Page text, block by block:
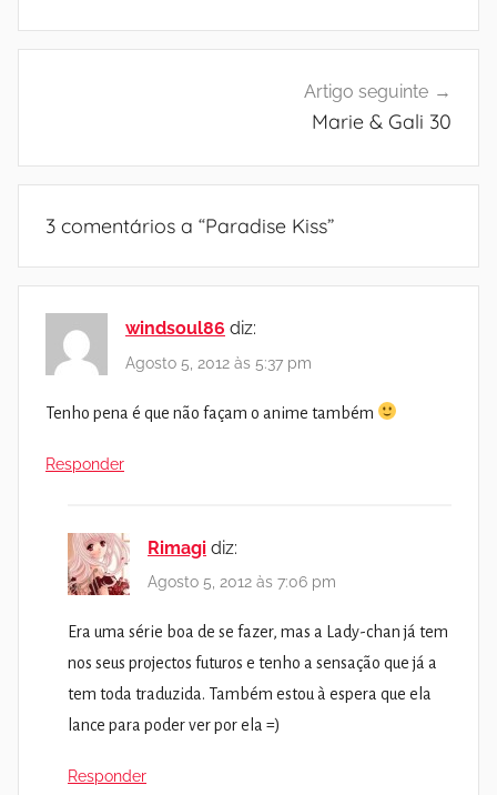
Artigo seguinte
Marie & Gali 30
3 comentários a “Paradise Kiss”
windsoul86 diz:
Agosto 5, 2012 às 5:37 pm
Tenho pena é que não façam o anime também
Responder
Rimagi diz:
Agosto 5, 2012 às 7:06 pm
Era uma série boa de se fazer, mas a Lady-chan já tem
nos seus projectos futuros e tenho a sensação que já a
tem toda traduzida. Também estou à espera que ela
lance para poder ver por ela =)
Responder